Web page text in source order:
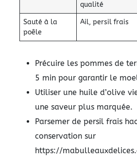
qualité
Sauté à la
poêle
Ail, persil frais
Précuire les pommes de
5 min pour garantir le
Utiliser une huile d’olive
une saveur plus marquée.
Parsemer de persil frais
conservation sur
https://